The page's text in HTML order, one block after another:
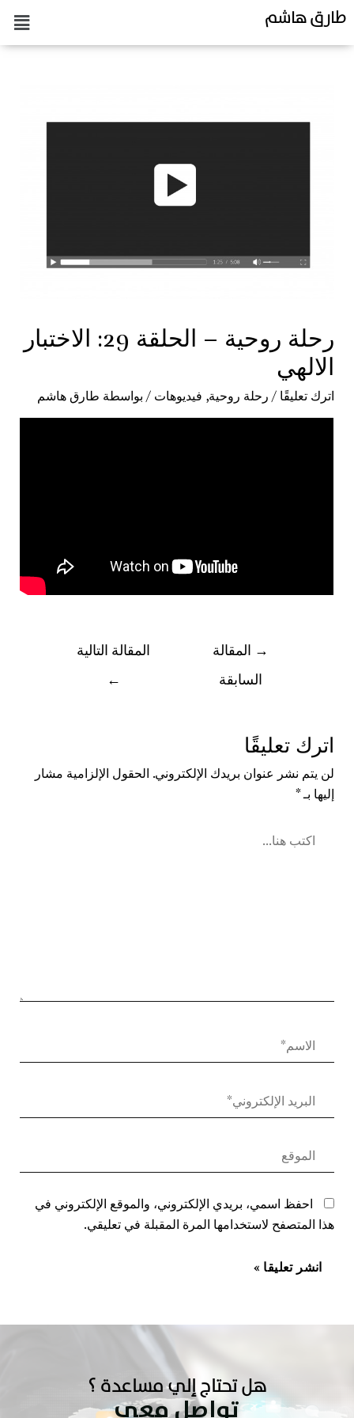
طارق هاشم
رحلة روحية – الحلقة 29: الاختبار
الالهي
اترك تعليقًا / رحلة روحية, فيديوهات / بواسطة طارق هاشم
→ المقالة
السابقة
المقالة التالية
←
اترك تعليقًا
لن يتم نشر عنوان بريدك الإلكتروني. الحقول الإلزامية مشار
إليها بـ*
احفظ اسمي، بريدي الإلكتروني، والموقع الإلكتروني في
هذا المتصفح لاستخدامها المرة المقبلة في تعليقي.
هل تحتاج إلي مساعدة ؟